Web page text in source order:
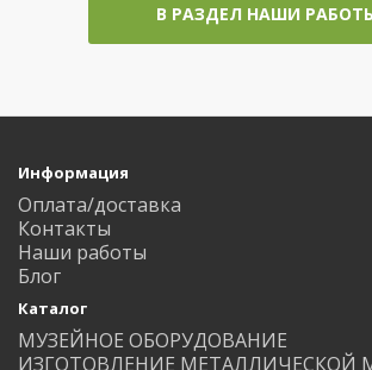
В РАЗДЕЛ НАШИ
Информация
Оплата/доставка
Контакты
Наши работы
Блог
Каталог
МУЗЕЙНОЕ ОБОРУДОВАНИЕ
ИЗГОТОВЛЕНИЕ МЕТАЛЛИЧЕСКОЙ